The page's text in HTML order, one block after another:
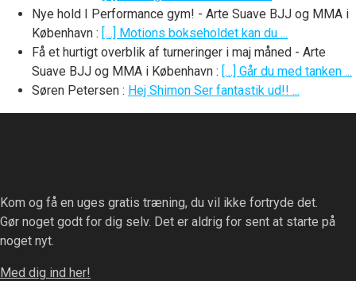
Nye hold I Performance gym! - Arte Suave BJJ og MMA i
København : […] Motions bokseholdet kan du ...
Få et hurtigt overblik af turneringer i maj måned - Arte
Suave BJJ og MMA i København : […] Går du med tanken ...
Søren Petersen : Hej Shimon Ser fantastik ud!! ...
Kom og få en uges gratis træning, du vil ikke fortryde det.
Gør noget godt for dig selv. Det er aldrig for sent at starte på
noget nyt.
Med dig ind her!